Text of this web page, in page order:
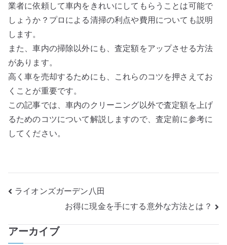
業者に依頼して車内をきれいにしてもらうことは可能で
しょうか？プロによる清掃の利点や費用についても説明
します。
また、車内の掃除以外にも、査定額をアップさせる方法
があります。
高く車を売却するためにも、これらのコツを押さえてお
くことが重要です。
この記事では、車内のクリーニング以外で査定額を上げ
るためのコツについて解説しますので、査定前に参考に
してください。
投
ナ
ライオンズガーデン八田
お得に現金を手にする意外な方法とは？
アーカイブ